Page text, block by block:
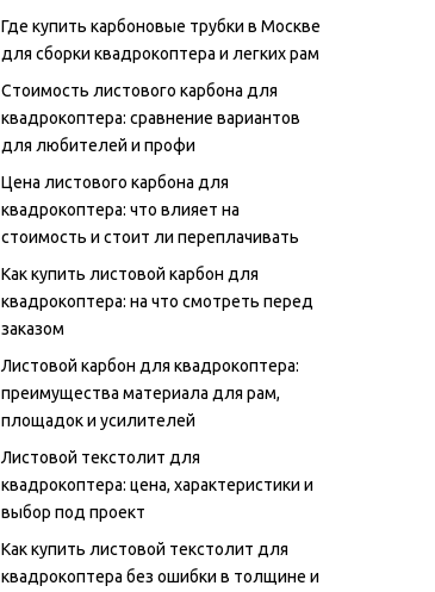
Где купить карбоновые трубки в Москве
для сборки квадрокоптера и легких рам
Стоимость листового карбона для
квадрокоптера: сравнение вариантов
для любителей и профи
Цена листового карбона для
квадрокоптера: что влияет на
стоимость и стоит ли переплачивать
Как купить листовой карбон для
квадрокоптера: на что смотреть перед
заказом
Листовой карбон для квадрокоптера:
преимущества материала для рам,
площадок и усилителей
Листовой текстолит для
квадрокоптера: цена, характеристики и
выбор под проект
Как купить листовой текстолит для
квадрокоптера без ошибки в толщине и